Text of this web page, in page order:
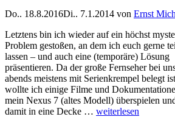
Do.. 18.8.2016Di.. 7.1.2014 von Ernst
Letztens bin ich wieder auf ein höchst
Problem gestoßen, an dem ich euch gerne
lassen – und auch eine (temporäre) Lösung
präsentieren. Da der große Fernseher bei
abends meistens mit Serienkrempel belegt
wollte ich einige Filme und
mein Nexus 7 (altes Modell) überspielen
damit in eine Decke … weiterlesen